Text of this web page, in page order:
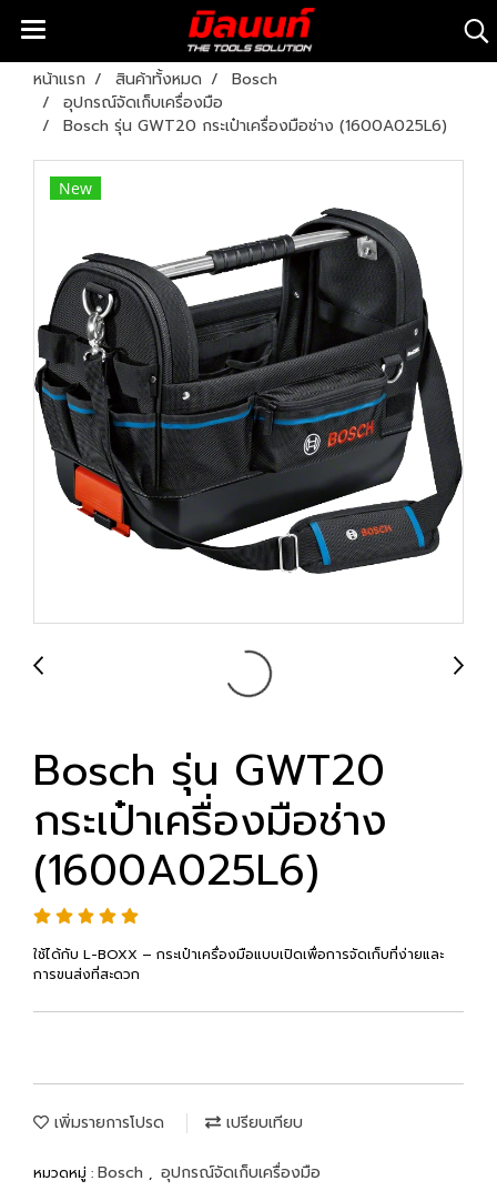
หน้าแรก สินค้าทั้งหมด
Bosch
อุปกรณ์จัดเก็บเครื่องมือ
Bosch รุ่น GWT20 กระเป๋าเครื่องมือช่าง (1600A025L6)
New
Bosch รุ่น GWT20
กระเป๋าเครื่องมือช่าง
(1600A025L6)
ใช้ได้กับ L-BOXX – กระเป๋าเครื่องมือแบบเปิดเพื่อการจัดเก็บที่ง่ายและ
การขนส่งที่สะดวก
เพิ่มรายการโปรด เปรียบเทียบ
หมวดหมู่ : Bosch , อุปกรณ์จัดเก็บเครื่องมือ